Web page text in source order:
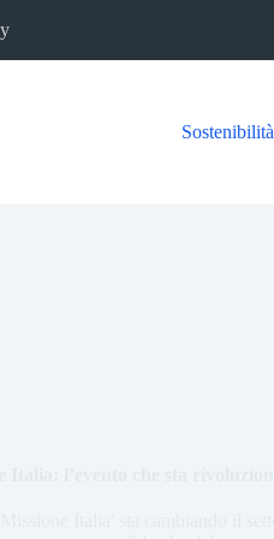
Sostenibilità